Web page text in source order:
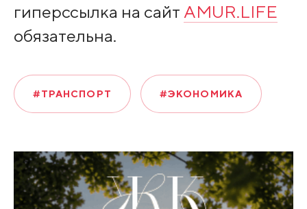
гиперссылка на сайт AMUR.LIFE
обязательна.
#ТРАНСПОРТ #ЭКОНОМИКА